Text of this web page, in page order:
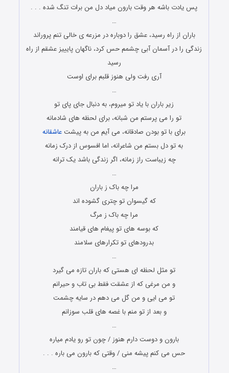
پس یادت باشه هر وقت بارون میاد دل من برات تنگ شده . . .
…
باران از راه رسید، عشق را دوباره در مزرعه ی خالی تنم پروراند
زندگی را در آسمان آبی چشمم حس کرد، ناگهان پایییز عشقم از راه
رسید
آری رفت ولی هنوز قلبم برای اوست
…
زیر باران با یاد تو میروم، به دنبال جای پای تو
تو را می پرستم من شبانه، برای لحظه های شادمانه
برای با تو بودن صادقانه، می آیم من به پیشت عاشقانه
به تو دل بستم من شاعرانه، اما افسوس از درک زمانه
چه زیباست راز زمانه، اگر زندگی باشد یک ترانه
…
مرا چه باک ز باران
که گیسوان تو چتری گشوده اند
مرا چه باک ز مرگ
که بوسه های تو پیغام های قیامند
بدرودهای تو تکرارهای سلامند
…
تو مثل لحظه ای هستی که باران تازه می گیرد
و من مرغی که از عشقت فقط بی تاب و حیرانم
تو می ایی و من گل می دهم در سایه چشمت
و بعد از تو منم با غصه های قلب سوزانم
…
بارون و دوست دارم هنوز / چون تو رو یادم میاره
حس می کنم پیشه منی / وقتی که بارون می باره . . .
…